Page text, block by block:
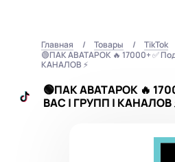
Главная Товары TikTok
🟢ПАК АВАТАРОК 🔥 17000+ ✅
КАНАЛОВ ⚡️
🟢ПАК АВАТАРОК 🔥
ВАС | ГРУПП | КАНАЛОВ